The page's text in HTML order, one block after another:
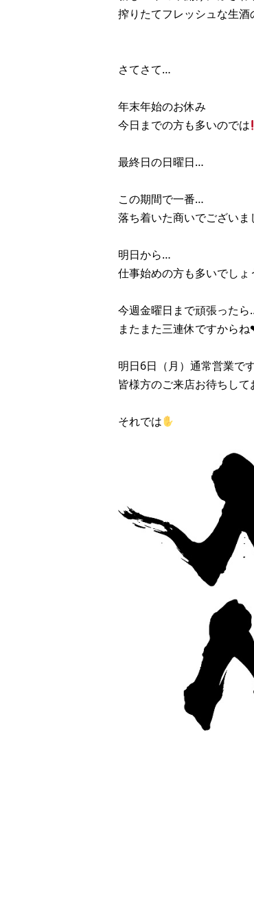
搾りたてフレッシュな生
さてさて…
年末年始のお休み
今日までの方も多いのでは
最終日の日曜日…
この期間で一番…
落ち着いた商いでございま
明日から…
仕事始めの方も多いでしょ
今週金曜日まで頑張った
またまた三連休ですからね
明日6日（月）通常営業です
皆様方のご来店お待ちして
それでは